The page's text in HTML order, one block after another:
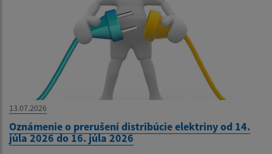
13.07.2026
Oznámenie o prerušení distribúcie elektriny od 14.
júla 2026 do 16. júla 2026